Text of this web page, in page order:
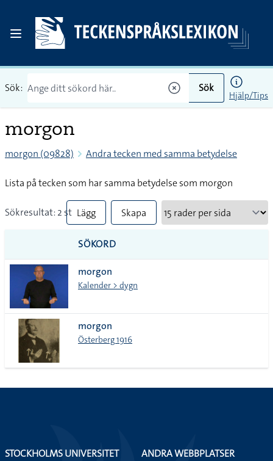
Sök: Sök
Hjälp/Tips
morgon
morgon (09828) Andra tecken med samma betydelse
Lista på tecken som har samma betydelse som morgon
Sökresultat: 2 st Lägg
till
alla i
lista
Skapa
SÖKORD
morgon
Kalender > dygn
morgon
Österberg 1916
STOCKHOLMS UNIVERSITET
ANDRA WEBBPLATSER